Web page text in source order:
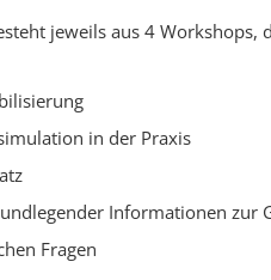
jeweils aus 4
in der Praxis
Informationen zur
Fragen